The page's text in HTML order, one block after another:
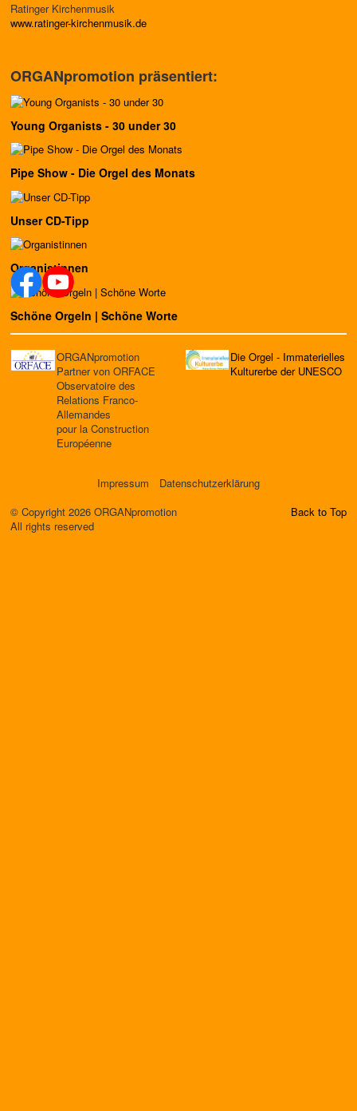
Ratinger Kirchenmusik
www.ratinger-kirchenmusik.de
ORGANpromotion präsentiert:
Young Organists - 30 under 30
Pipe Show - Die Orgel des Monats
Unser CD-Tipp
Organistinnen
Schöne Orgeln | Schöne Worte
ORGANpromotion
Partner von ORFACE
Observatoire des
Relations Franco-
Allemandes
pour la Construction
Européenne
Die Orgel - Immaterielles
Kulturerbe der UNESCO
Impressum
Datenschutzerklärung
© Copyright 2026 ORGANpromotion
All rights reserved
Back to Top